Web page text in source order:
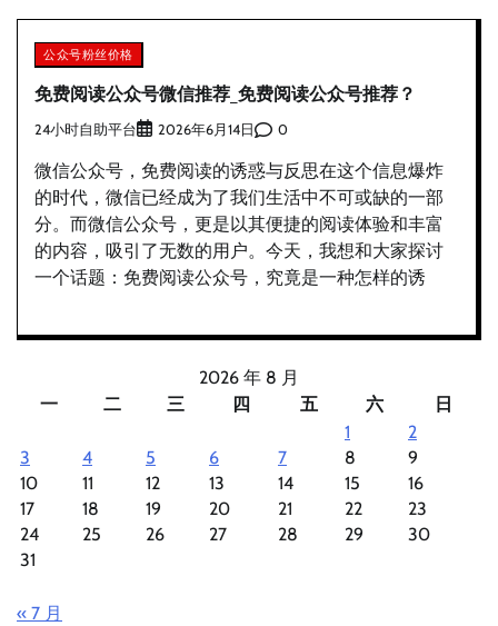
公众号粉丝价格
免费阅读公众号微信推荐_免费阅读公众号推荐？
24小时自助平台 2026年6月14日 0
微信公众号，免费阅读的诱惑与反思在这个信息爆炸
的时代，微信已经成为了我们生活中不可或缺的一部
分。而微信公众号，更是以其便捷的阅读体验和丰富
的内容，吸引了无数的用户。今天，我想和大家探讨
一个话题：免费阅读公众号，究竟是一种怎样的诱
2026 年 8 月
一
二 三 四 五 六
日
1
2
3
4 5 6 7 8
9
10
11 12 13 14 15
16
17
18 19 20 21 22
23
24
25 26 27 28 29
30
31
« 7 月